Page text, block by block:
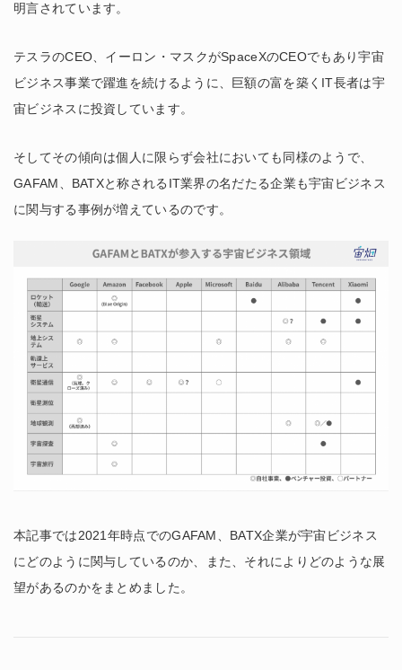
明言されています。
テスラのCEO、イーロン・マスクがSpaceXのCEOでもあり宇宙
ビジネス事業で躍進を続けるように、巨額の富を築くIT長者は宇
宙ビジネスに投資しています。
そしてその傾向は個人に限らず会社においても同様のようで、
GAFAM、BATXと称されるIT業界の名だたる企業も宇宙ビジネス
に関与する事例が増えているのです。
本記事では2021年時点でのGAFAM、BATX企業が宇宙ビジネス
にどのように関与しているのか、また、それによりどのような展
望があるのかをまとめました。